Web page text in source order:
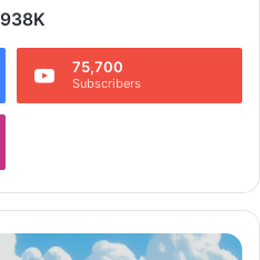
938K
75,700
Subscribers